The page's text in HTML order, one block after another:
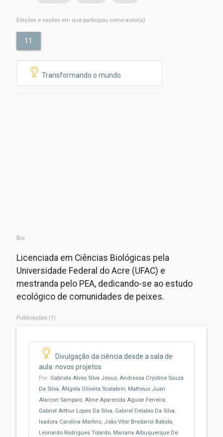
Edições e seções em que participou como autor(a)
11
Transformando o mundo
Bio
Licenciada em Ciências Biológicas pela
Universidade Federal do Acre (UFAC) e
mestranda pelo PEA, dedicando-se ao estudo
ecológico de comunidades de peixes.
Publicações (1)
Divulgação da ciência desde a sala de
aula: novos projetos
Por: Gabriela Alves Silva Jesus, Andressa Crystine Souza
Da Silva, ÂNgela Oliveira Scalabrin, Matheus Juan
Alarcon Sampaio, Aline Aparecida Aguiar Ferreira,
Gabriel Arthur Lopes Da Silva, Gabriel Delabio Da Silva,
Isadora Carolina Martins, João Vitor Bredariol Batista,
Leonardo Rodrigues Tolardo, Mariana Albuquerque De